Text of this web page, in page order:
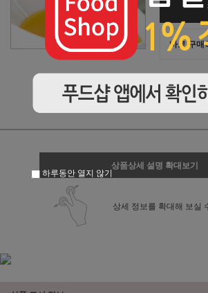
바로 구매
상품상세 설명 확대보기
상세 정보를 확대해 보실
하루동안 열지 않기